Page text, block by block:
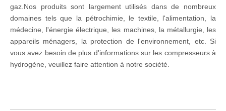
gaz.Nos produits sont largement utilisés dans de nombreux
domaines tels que la pétrochimie, le textile, l'alimentation, la
médecine, l'énergie électrique, les machines, la métallurgie, les
appareils ménagers, la protection de l'environnement, etc. Si
vous avez besoin de plus d'informations sur les compresseurs à
hydrogène, veuillez faire attention à notre société.